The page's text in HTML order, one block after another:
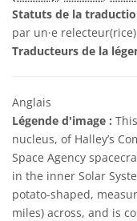
Statuts de la
par un·e relecteur(rice)
Traducteurs de la
Anglais
Légende d'image :
nucleus, of Halley’s
Space Agency
in the inner Solar
potato-shaped,
miles) across, and is